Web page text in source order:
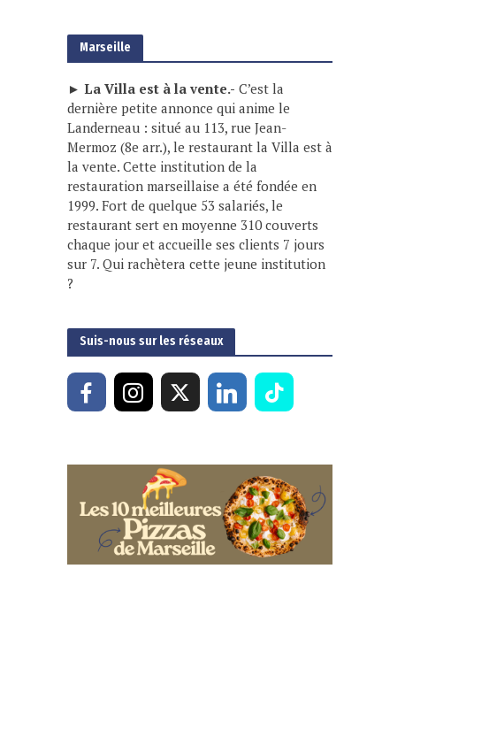
Marseille
► La Villa est à la vente.- C’est la
dernière petite annonce qui anime le
Landerneau : situé au 113, rue Jean-
Mermoz (8e arr.), le restaurant la Villa est à
la vente. Cette institution de la
restauration marseillaise a été fondée en
1999. Fort de quelque 53 salariés, le
restaurant sert en moyenne 310 couverts
chaque jour et accueille ses clients 7 jours
sur 7. Qui rachètera cette jeune institution
?
Suis-nous sur les réseaux